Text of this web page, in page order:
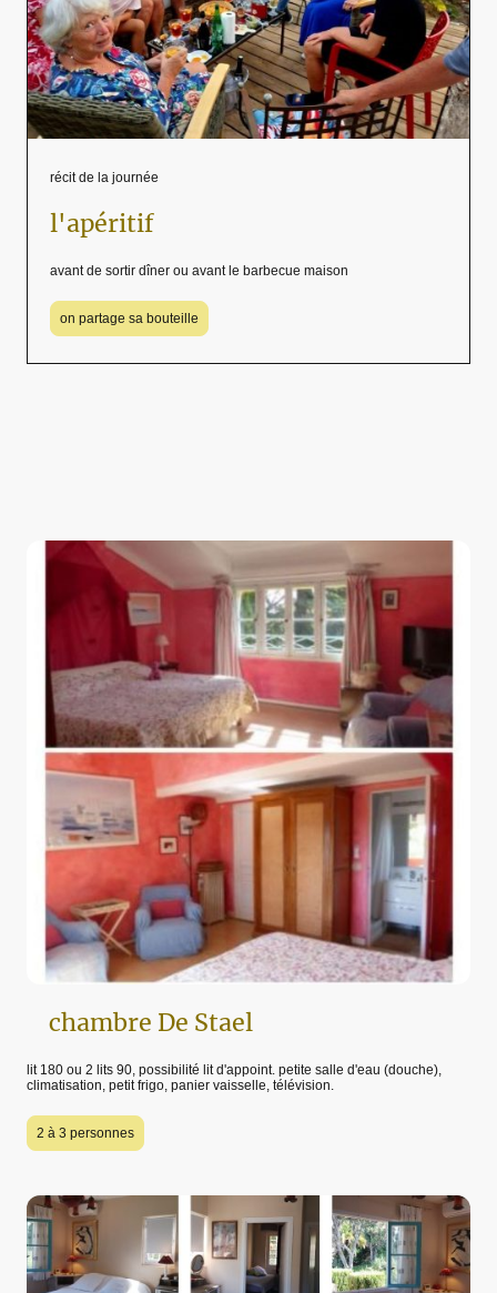
récit de la journée
l'apéritif
avant de sortir dîner ou avant le barbecue maison
on partage sa bouteille
chambre De Stael
lit 180 ou 2 lits 90, possibilité lit d'appoint. petite salle d'eau (douche),
climatisation, petit frigo, panier vaisselle, télévision.
2 à 3 personnes